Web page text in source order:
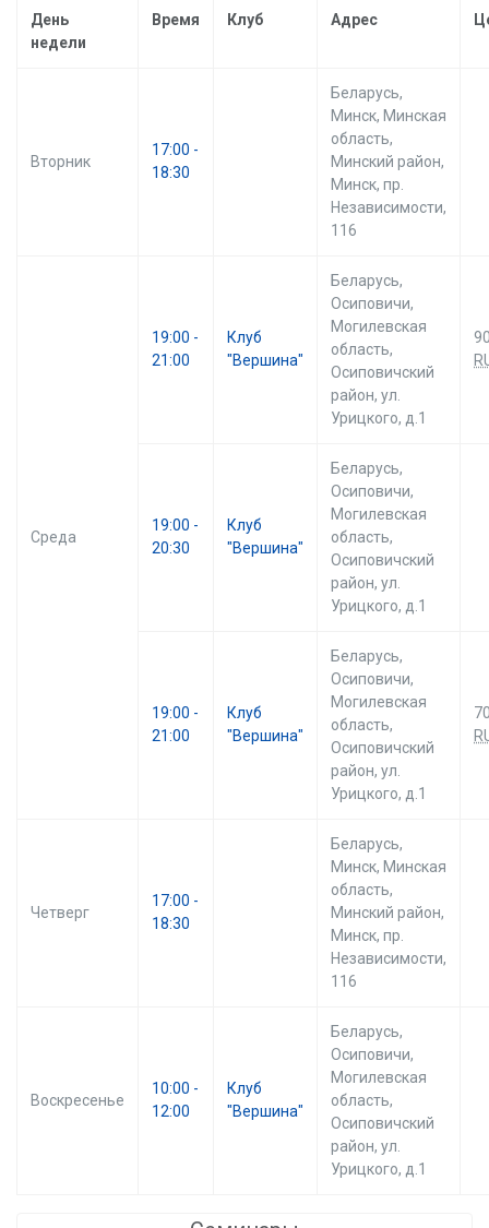
День
недели
Время Клуб Адрес
Вторник
17:00 -
18:30
Беларусь,
Минск, Минская
область,
Минский район,
Минск, пр.
Независимости,
116
Среда
19:00 -
21:00
Клуб
"Вершина"
Беларусь,
Осиповичи,
Могилевская
область,
Осиповичский
район, ул.
Урицкого, д.1
19:00 -
20:30
Клуб
"Вершина"
Беларусь,
Осиповичи,
Могилевская
область,
Осиповичский
район, ул.
Урицкого, д.1
19:00 -
21:00
Клуб
"Вершина"
Беларусь,
Осиповичи,
Могилевская
область,
Осиповичский
район, ул.
Урицкого, д.1
Четверг
17:00 -
18:30
Беларусь,
Минск, Минская
область,
Минский район,
Минск, пр.
Независимости,
116
Воскресенье
10:00 -
12:00
Клуб
"Вершина"
Беларусь,
Осиповичи,
Могилевская
область,
Осиповичский
район, ул.
Урицкого, д.1